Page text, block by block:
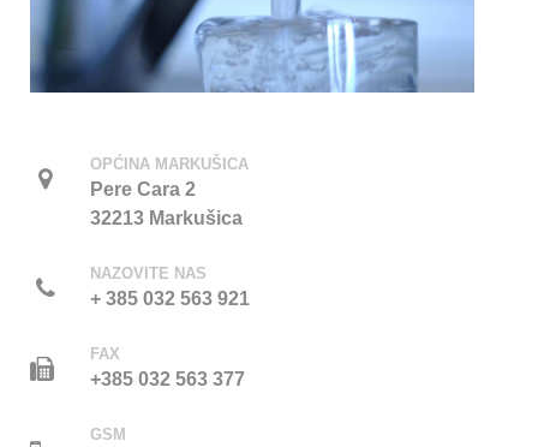
OPĆINA MARKUŠICA
Pere Cara 2
32213 Markušica
NAZOVITE NAS
+ 385 032 563 921
FAX
+385 032 563 377
GSM